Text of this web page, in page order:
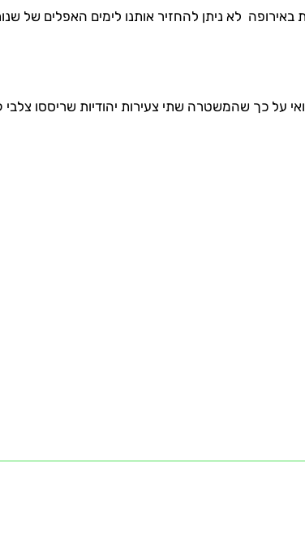
באירופה לא ניתן להחזיר אותנו לימים האפלים של
על כך שהמשטרה שתי צעירות יהודיות שריססו